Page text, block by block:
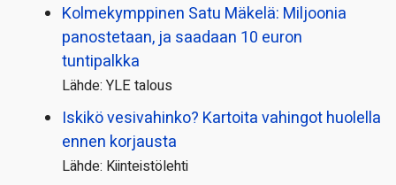
Kolmekymppinen Satu Mäkelä: Miljoonia
panostetaan, ja saadaan 10 euron
tuntipalkka
Lähde: YLE talous
Iskikö vesivahinko? Kartoita vahingot huolella
ennen korjausta
Lähde: Kiinteistölehti